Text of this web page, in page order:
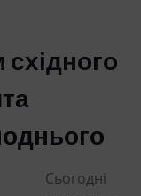
Сьогодні